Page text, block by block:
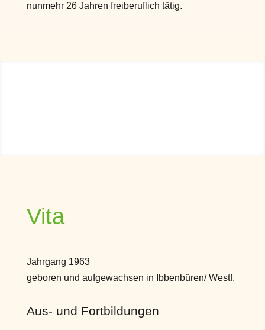
nunmehr 26 Jahren freiberuflich tätig.
Vita
Jahrgang 1963
geboren und aufgewachsen in Ibbenbüren/ Westf.
Aus- und Fortbildungen